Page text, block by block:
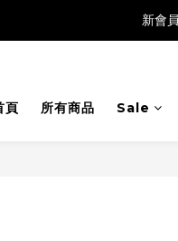
新會
頁 所有商品 Sale